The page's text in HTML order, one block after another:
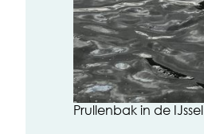
Prullenbak in de IJssel